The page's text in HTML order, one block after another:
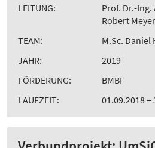
LEITUNG:
Prof. Dr.-Ing.
Robert Meyer
TEAM:
M.Sc. Daniel
JAHR:
2019
FÖRDERUNG:
BMBF
LAUFZEIT:
01.09.2018 –